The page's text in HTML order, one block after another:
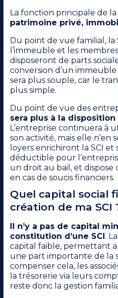
La fonction principale de la
patrimoine privé,
Du point de vue familial, la
l’immeuble et les
disposeront de parts
conversion d’un
sera plus souple, car le
plus simple.
Du point de vue des
sera plus à la
L’entreprise continuera à
son activité, mais elle n’en
loyers enrichiront la SCI
déductible pour
un droit au bail, et dispose
en cas de soucis financiers.
Quel capital social
création de ma SCI
Il n’y a pas de capital
constitution d’une SCI.
capital faible, permettant
une part importante de la
compenser cela, les
la trésorerie via leurs
reste donc la gestion